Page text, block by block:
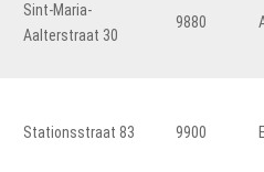
Sint-Maria-
Aalterstraat 30
9880
Stationsstraat 83 9900